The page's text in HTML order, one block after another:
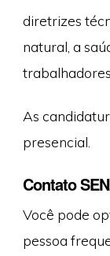
diretrizes
natural, a
trabalhadores.
As
presencial.
Contato
Você pode
pessoa